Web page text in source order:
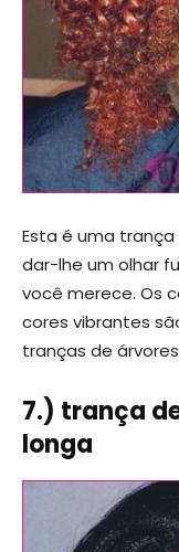
Esta é uma
dar-lhe um olhar
você merece. Os
cores vibrantes
tranças de
7.) trança
longa